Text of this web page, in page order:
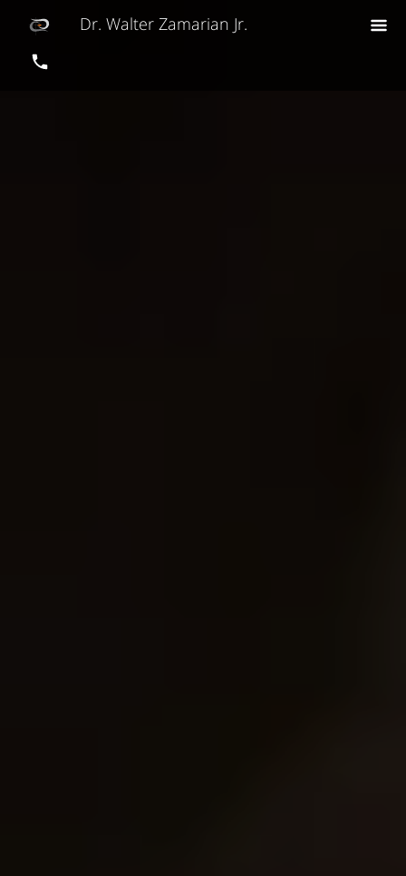
Dr. Walter Zamarian Jr.